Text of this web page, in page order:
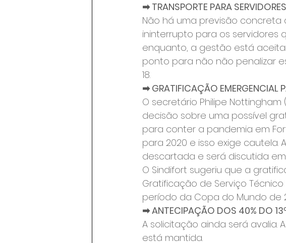
➡ TRANSPORTE PARA
Não há uma previsão
ininterrupto para os servidores
enquanto, a gestão está
ponto para não não penalizar
18.
➡ GRATIFICAÇÃO EMERGENCIAL
O secretário Philipe
decisão sobre uma possível
para conter a pandemia em
para 2020 e isso exige
descartada e será discutida
O Sindifort sugeriu que a
Gratificação de Serviço
período da Copa do Mundo de
➡ ANTECIPAÇÃO DOS 40% DO
A solicitação ainda será
está mantida.